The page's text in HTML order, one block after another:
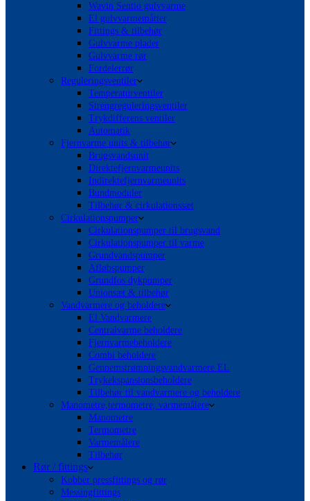
Wavin Sentio gulvvarme
El gulvvarmemåtter
Fittings & tilbehør
Gulvvarme plader
Gulvvarme rør
Fordelerrør
Reguleringsventiler
Temperaturventiler
Strengreguleringsventiler
Trykdifferens ventiler
Automatik
Fjernvarme units & tilbehør
Brugsvandsunit
Direktefjernvarmeunits
Indirektefjernvarmeunits
Bundmoduler
Tilbehør & cirkulationssæt
Cirkulationspumper
Cirkulationspumper til brugsvand
Cirkulationspumper til varme
Grundvandspumper
Afløbspumper
Grundfos dykpumper
Unionsæt & tilbehør
Vandvarmere og beholdere
El Vandvarmere
Centralvarme beholdere
Fjernvarmebeholdere
Combi beholdere
Gennemstrømningsvandvarmere EL
Trykekspansionsbeholdere
Tilbehør til vandvarmere og beholdere
Manometre,termometre, varmemålere
Manometre
Termometre
Varmemålere
Tilbehør
Rør / fittings
Kobber pressfittings og rør
Messingfittings